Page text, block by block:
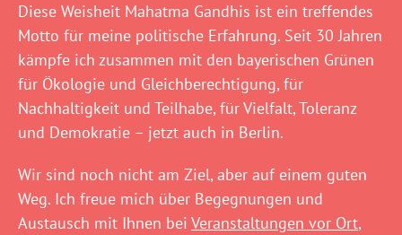
Diese Weisheit Mahatma Gandhis ist ein treffendes
Motto für meine politische Erfahrung. Seit 30 Jahren
kämpfe ich zusammen mit den bayerischen Grünen
für Ökologie und Gleichberechtigung, für
Nachhaltigkeit und Teilhabe, für Vielfalt, Toleranz
und Demokratie – jetzt auch in Berlin.
Wir sind noch nicht am Ziel, aber auf einem guten
Weg. Ich freue mich über Begegnungen und
Austausch mit Ihnen bei Veranstaltungen vor Ort,